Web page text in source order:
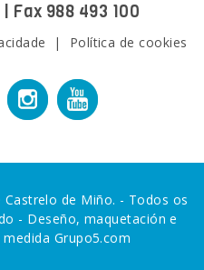
| Fax 988 493 100
| Política de cookies
de Miño. - Todos os
- Deseño, maquetación e
Grupo5.com